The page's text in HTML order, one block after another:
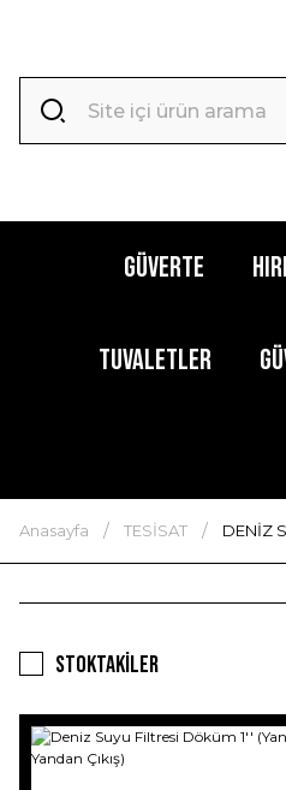
GÜVERTE
TUVALETLER
Anasayfa TESİSAT DENİZ
Stoktakiler